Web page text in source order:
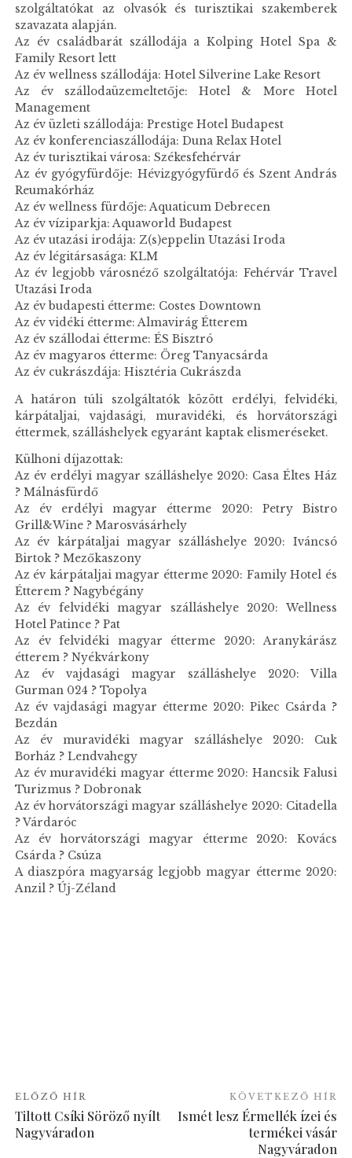
szolgáltatókat az olvasók és turisztikai szakemberek
szavazata alapján.
Az év családbarát szállodája a Kolping Hotel Spa &
Family Resort lett
Az év wellness szállodája: Hotel Silverine Lake Resort
Az év szállodaüzemeltetője: Hotel & More Hotel
Management
Az év üzleti szállodája: Prestige Hotel Budapest
Az év konferenciaszállodája: Duna Relax Hotel
Az év turisztikai városa: Székesfehérvár
Az év gyógyfürdője: Hévizgyógyfürdő és Szent András
Reumakórház
Az év wellness fürdője: Aquaticum Debrecen
Az év víziparkja: Aquaworld Budapest
Az év utazási irodája: Z(s)eppelin Utazási Iroda
Az év légitársasága: KLM
Az év legjobb városnéző szolgáltatója: Fehérvár Travel
Utazási Iroda
Az év budapesti étterme: Costes Downtown
Az év vidéki étterme: Almavirág Étterem
Az év szállodai étterme: ÉS Bisztró
Az év magyaros étterme: Öreg Tanyacsárda
Az év cukrászdája: Hisztéria Cukrászda
A határon túli szolgáltatók között erdélyi, felvidéki,
kárpátaljai, vajdasági, muravidéki, és horvátországi
éttermek, szálláshelyek egyaránt kaptak elismeréseket.
Külhoni díjazottak:
Az év erdélyi magyar szálláshelye 2020: Casa Éltes Ház
? Málnásfürdő
Az év erdélyi magyar étterme 2020: Petry Bistro
Grill&Wine ? Marosvásárhely
Az év kárpátaljai magyar szálláshelye 2020: Iváncsó
Birtok ? Mezőkaszony
Az év kárpátaljai magyar étterme 2020: Family Hotel és
Étterem ? Nagybégány
Az év felvidéki magyar szálláshelye 2020: Wellness
Hotel Patince ? Pat
Az év felvidéki magyar étterme 2020: Aranykárász
étterem ? Nyékvárkony
Az év vajdasági magyar szálláshelye 2020: Villa
Gurman 024 ? Topolya
Az év vajdasági magyar étterme 2020: Pikec Csárda ?
Bezdán
Az év muravidéki magyar szálláshelye 2020: Cuk
Borház ? Lendvahegy
Az év muravidéki magyar étterme 2020: Hancsik Falusi
Turizmus ? Dobronak
Az év horvátországi magyar szálláshelye 2020: Citadella
? Várdaróc
Az év horvátországi magyar étterme 2020: Kovács
Csárda ? Csúza
A diaszpóra magyarság legjobb magyar étterme 2020:
Anzil ? Új-Zéland
ELŐZŐ HÍR
Tiltott Csíki Söröző nyílt
Nagyváradon
KÖVETKEZŐ HÍR
Ismét lesz Érmellék ízei és
termékei vásár
Nagyváradon